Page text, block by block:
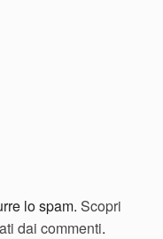
lo spam. Scopri
dai commenti.